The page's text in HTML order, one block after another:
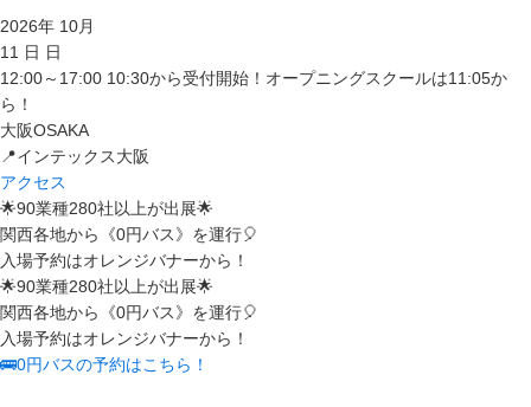
2026年 10月
11 日 日
12:00～17:00 10:30から受付開始！オープニングスクールは11:05か
ら！
大阪OSAKA
📍インテックス大阪
アクセス
🌟90業種280社以上が出展🌟
関西各地から《0円バス》を運行🎈
入場予約はオレンジバナーから！
🌟90業種280社以上が出展🌟
関西各地から《0円バス》を運行🎈
入場予約はオレンジバナーから！
🚌0円バスの予約はこちら！